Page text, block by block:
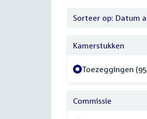
Sorteer op: Datum
Kamerstukken
Toezeggingen
Commissie